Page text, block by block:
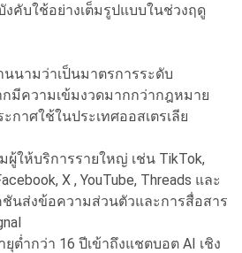
คับใช้อย่างเต็มรูปแบบในช่วงฤดู
นามว่าเป็นมาตรการระดับ
กมีความเข้มงวดมากกว่ากฎหมาย
กาศใช้ในประเทศออสเตรเลีย
ให้บริการรายใหญ่ เช่น TikTok,
X , YouTube, Threads และ
ชันส่งข้อความส่วนตัวและการสื่อสาร
ต่ำกว่า 16 ปีเข้าถึงแชตบอต AI เชิง